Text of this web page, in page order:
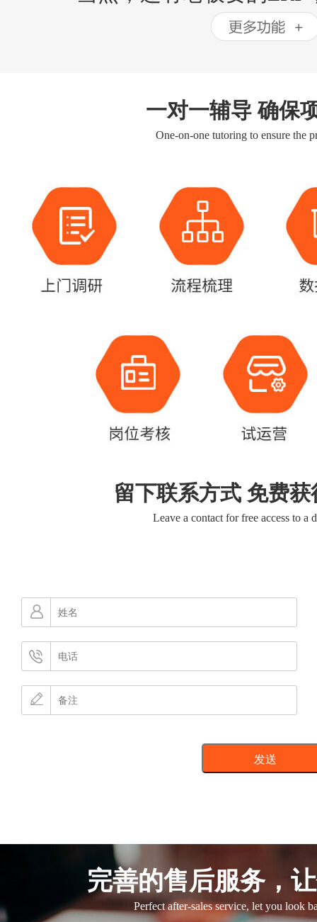
一对一辅导 确保
One-on-one tutoring to ensure the
留下联系方式 免费
Leave a contact for free access to a
完善的售后服务，
Perfect after-sales service, let you look